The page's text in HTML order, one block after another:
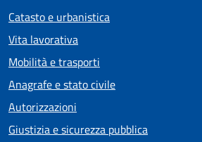
Catasto e urbanistica
Vita lavorativa
Mobilità e trasporti
Anagrafe e stato civile
Autorizzazioni
Giustizia e sicurezza pubblica